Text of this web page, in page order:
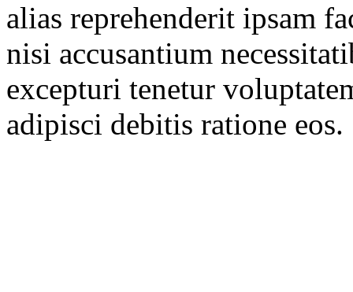
alias reprehenderit ipsam
nisi accusantium
excepturi tenetur
adipisci debitis ratione